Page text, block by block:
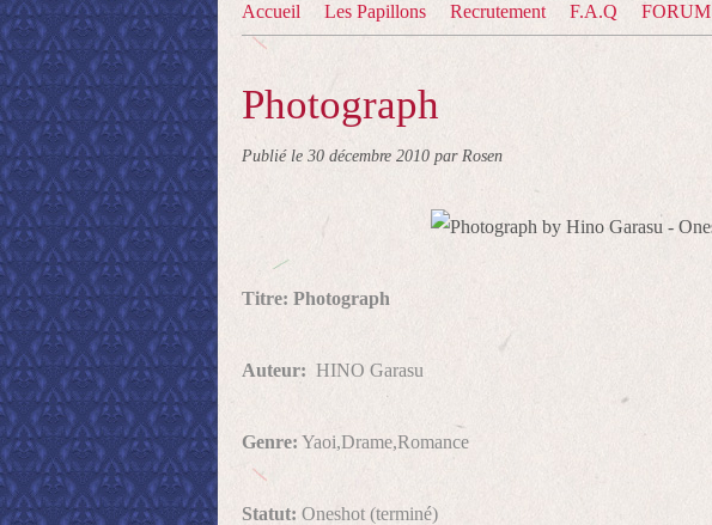
Accueil Les Papillons Recrutement F.A.Q FORUM
Photograph
Publié le 30 décembre 2010 par Rosen
Titre: Photograph
Auteur: HINO Garasu
Genre: Yaoi,Drame,Romance
Statut: Oneshot (terminé)